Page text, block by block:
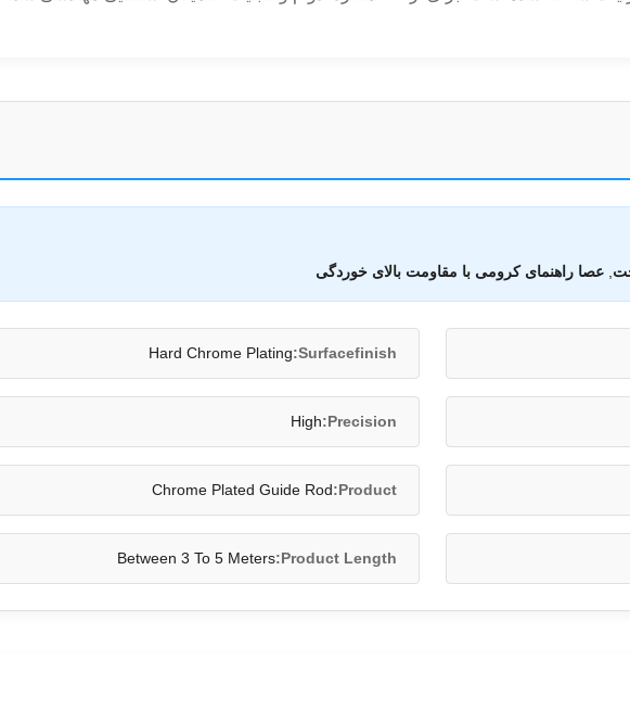
عصا راهنمای کرومی با مقاومت بالای خوردگی
Surfacefinish:
Hard Chrome Plating
Precision:
High
Product:
Chrome Plated Guide Rod
Product Length:
Between 3 To 5 Meters